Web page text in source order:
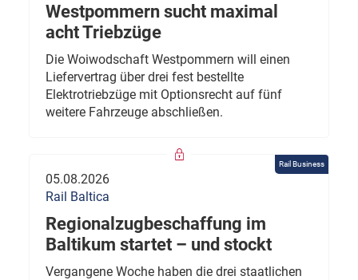
Westpommern sucht maximal
acht Triebzüge
Die Woiwodschaft Westpommern will einen
Liefervertrag über drei fest bestellte
Elektrotriebzüge mit Optionsrecht auf fünf
weitere Fahrzeuge abschließen.
Rail Business
05.08.2026
Rail Baltica
Regionalzugbeschaffung im
Baltikum startet – und stockt
Vergangene Woche haben die drei staatlichen